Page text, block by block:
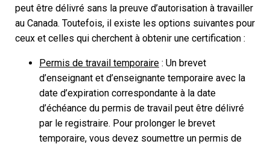
peut être délivré sans la preuve d’autorisation à travailler
au Canada. Toutefois, il existe les options suivantes pour
ceux et celles qui cherchent à obtenir une certification :
Permis de travail temporaire : Un brevet
d’enseignant et d’enseignante temporaire avec la
date d’expiration correspondante à la date
d’échéance du permis de travail peut être délivré
par le registraire. Pour prolonger le brevet
temporaire, vous devez soumettre un permis de